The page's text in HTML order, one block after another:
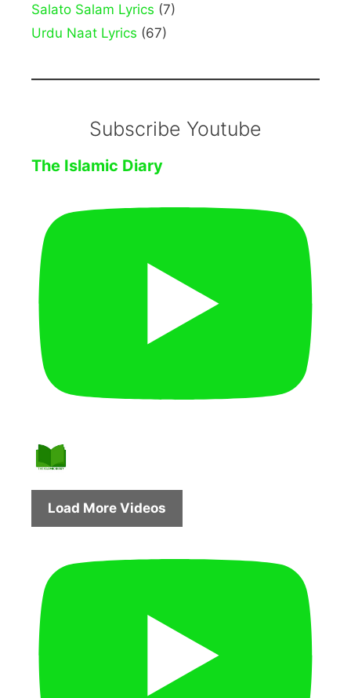
Salato Salam Lyrics (7)
Urdu Naat Lyrics (67)
Subscribe Youtube
The Islamic Diary
Load More Videos